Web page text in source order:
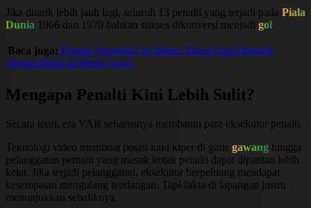
Jika ditarik lebih jauh lagi, seluruh 13 penalti yang terjadi pada Piala
Dunia 1966 dan 1970 bahkan sukses dikonversi menjadi gol.
Baca juga: Drama Argentina Vs Mesir: Messi Gagal Penalti
hingga Ribut di Menit Akhir
Mengapa Penalti Kini Lebih Sulit?
Secara teori, era VAR seharusnya membantu para eksekutor penalti.
Teknologi video membuat posisi kaki kiper di garis gawang hingga
pelanggaran pemain yang masuk kotak penalti dapat dipantau lebih
ketat. Jika terjadi pelanggaran, eksekutor berpeluang mendapat
kesempatan mengulang tendangan. Tapi fakta di lapangan justru
menunjukkan sebaliknya.